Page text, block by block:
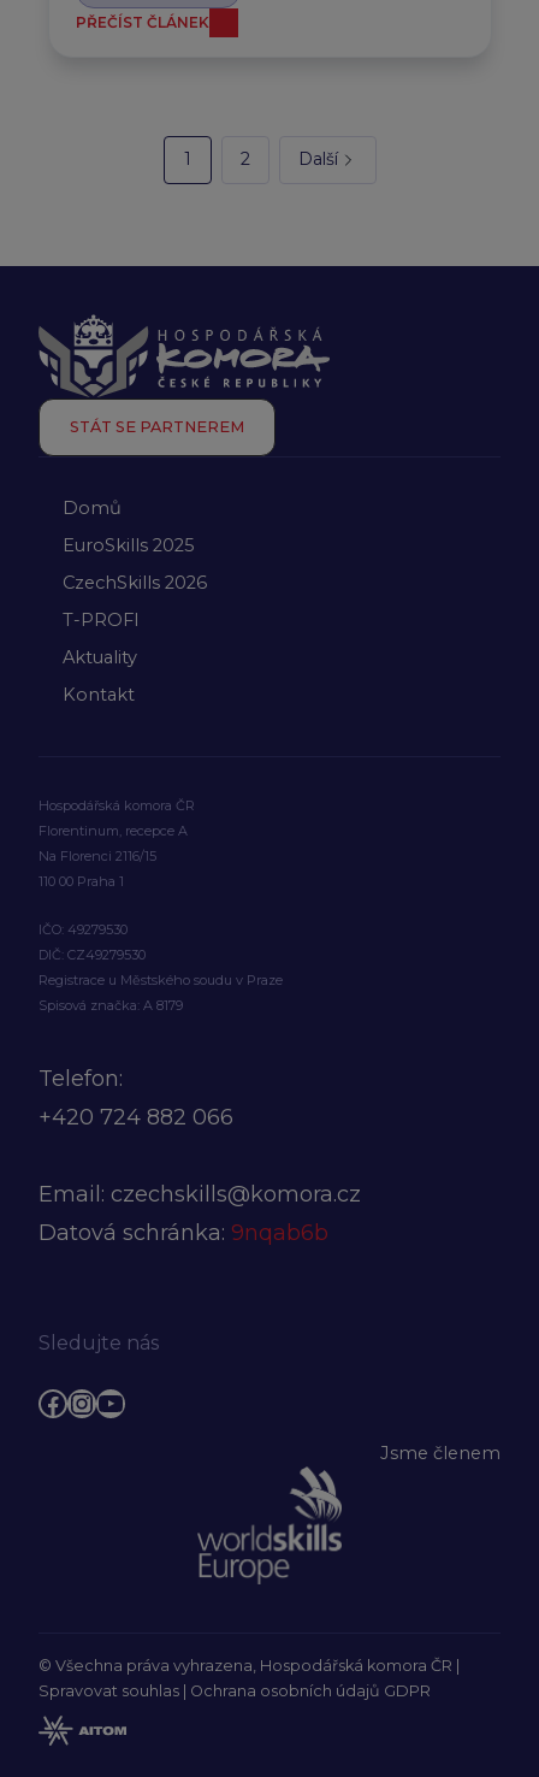
PŘEČÍST ČLÁNEK
1 2 Další
STÁT SE PARTNEREM
Domů
EuroSkills 2025
CzechSkills 2026
T-PROFI
Aktuality
Kontakt
Hospodářská komora ČR
Florentinum, recepce A
Na Florenci 2116/15
110 00 Praha 1
IČO: 49279530
DIČ: CZ49279530
Registrace u Městského soudu v Praze
Spisová značka: A 8179
Telefon:
+420 724 882 066
Email: czechskills@komora.cz
Datová schránka: 9nqab6b
Sledujte nás
Facebook
Instagram
YouTube
Jsme členem
© Všechna práva vyhrazena, Hospodářská komora ČR |
Spravovat souhlas
Ochrana osobních údajů GDPR